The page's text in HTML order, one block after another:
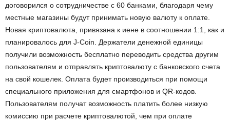
договорился о сотрудничестве с 60 банками, благодаря чему
местные магазины будут принимать новую валюту к оплате.
Новая криптовалюта, привязана к иене в соотношении 1:1, как и
планировалось для J-Coin. Держатели денежной единицы
получили возможность бесплатно переводить средства другим
пользователям и отправлять криптовалюту с банковского счета
на свой кошелек. Оплата будет производиться при помощи
специального приложения для смартфонов и QR-кодов.
Пользователям получат возможность платить более низкую
комиссию при расчете криптовалютой, чем при оплате